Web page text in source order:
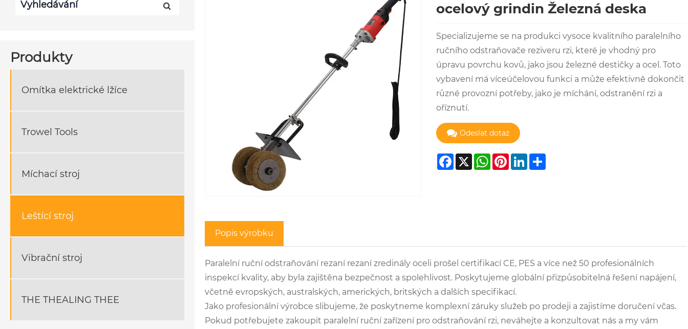
Produkty
Omítka elektrické lžíce
Trowel Tools
Míchací stroj
Leštící stroj
Vibrační stroj
THE THEALING THEE
ocelový grindin Železná deska
Specializujeme se na produkci vysoce kvalitního paralelního
ručního odstraňovače reziveru rzi, které je vhodný pro
úpravu povrchu kovů, jako jsou železné destičky a ocel. Toto
vybavení má víceúčelovou funkci a může efektivně dokončit
různé provozní potřeby, jako je míchání, odstranění rzi a
oříznutí.
Odeslat dotaz
Facebook
X WhatsApp
Pinterest
LinkedIn
Share
Popis výrobku
Paralelní ruční odstraňování rezaní rezaní zredinály oceli prošel certifikací CE, PES a více než 50 profesionálních
inspekcí kvality, aby byla zajištěna bezpečnost a spolehlivost. Poskytujeme globální přizpůsobitelná řešení napájení,
včetně evropských, australských, amerických, britských a dalších specifikací.
Jako profesionální výrobce slibujeme, že poskytneme komplexní záruky služeb po prodeji a zajistíme doručení včas.
Pokud potřebujete zakoupit paralelní ruční zařízení pro odstraňování rzi, neváhejte a konzultovat nás a my vám